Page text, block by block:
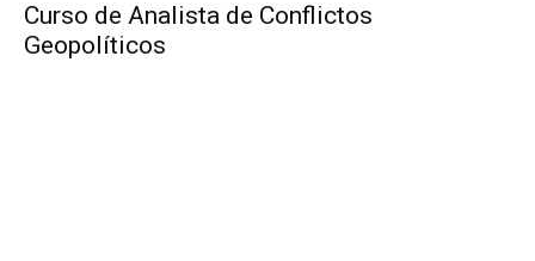
Curso de Analista de Conflictos
Geopolíticos